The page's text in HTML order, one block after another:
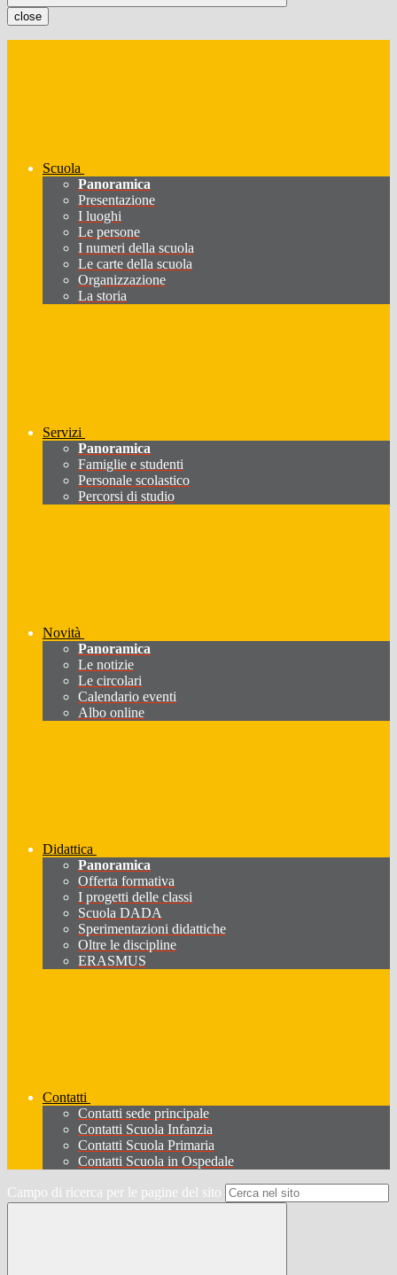
close
Scuola
Panoramica
Presentazione
I luoghi
Le persone
I numeri della scuola
Le carte della scuola
Organizzazione
La storia
Servizi
Panoramica
Famiglie e studenti
Personale scolastico
Percorsi di studio
Novità
Panoramica
Le notizie
Le circolari
Calendario eventi
Albo online
Didattica
Panoramica
Offerta formativa
I progetti delle classi
Scuola DADA
Sperimentazioni didattiche
Oltre le discipline
ERASMUS
Contatti
Contatti sede principale
Contatti Scuola Infanzia
Contatti Scuola Primaria
Contatti Scuola in Ospedale
Campo di ricerca per le pagine del sito